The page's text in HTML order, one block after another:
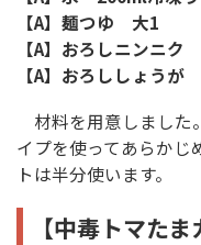
【A】麺つゆ 大1
【A】おろしニンニ
【A】おろししょう
材料を用意しました
イプを使ってあらかじ
トは半分使います。
【中毒トマた